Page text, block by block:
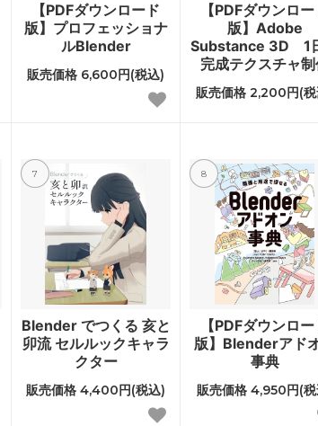
【PDFダウンロード
版】プロフェッショナ
ルBlender
販売価格 6,600円(税込)
【PDFダウンロー
版】Adobe
Substance 3D 1
完成テクスチャ
販売価格 2,200円(
7
Blender でつくる 亥と
卯流 セルルックキャラ
クター
販売価格 4,400円(税込)
8
【PDFダウンロー
版】Blenderアド
事典
販売価格 4,950円(税